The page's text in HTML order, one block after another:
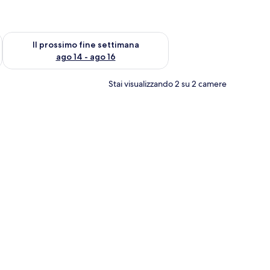
ago 7 - ago 9
Il prossimo fine settimana
ago 14 - ago 16
Verifica la disponibilità per il prossimo fine settimana, ago 14
Stai visualizzando 2 su 2 camere
gratis), una scrivania